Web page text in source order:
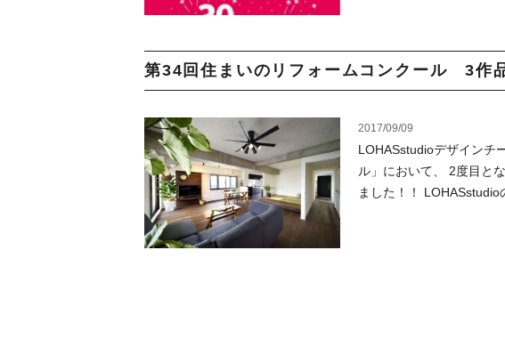
第34回住まいのリフォームコンクール 3作
2017/09/09
LOHASstudioデザインチ
ル」において、 2度目と
ました！！ LOHASstudio